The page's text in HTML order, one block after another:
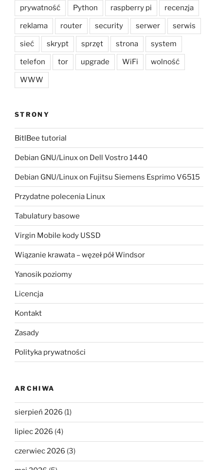
prywatność Python raspberry pi recenzja
reklama router security serwer serwis
sieć skrypt sprzęt strona system
telefon tor upgrade WiFi wolność
WWW
STRONY
BitlBee tutorial
Debian GNU/Linux on Dell Vostro 1440
Debian GNU/Linux on Fujitsu Siemens Esprimo V6515
Przydatne polecenia Linux
Tabulatury basowe
Virgin Mobile kody USSD
Wiązanie krawata – węzeł pół Windsor
Yanosik poziomy
Licencja
Kontakt
Zasady
Polityka prywatności
ARCHIWA
sierpień 2026 (1)
lipiec 2026 (4)
czerwiec 2026 (3)